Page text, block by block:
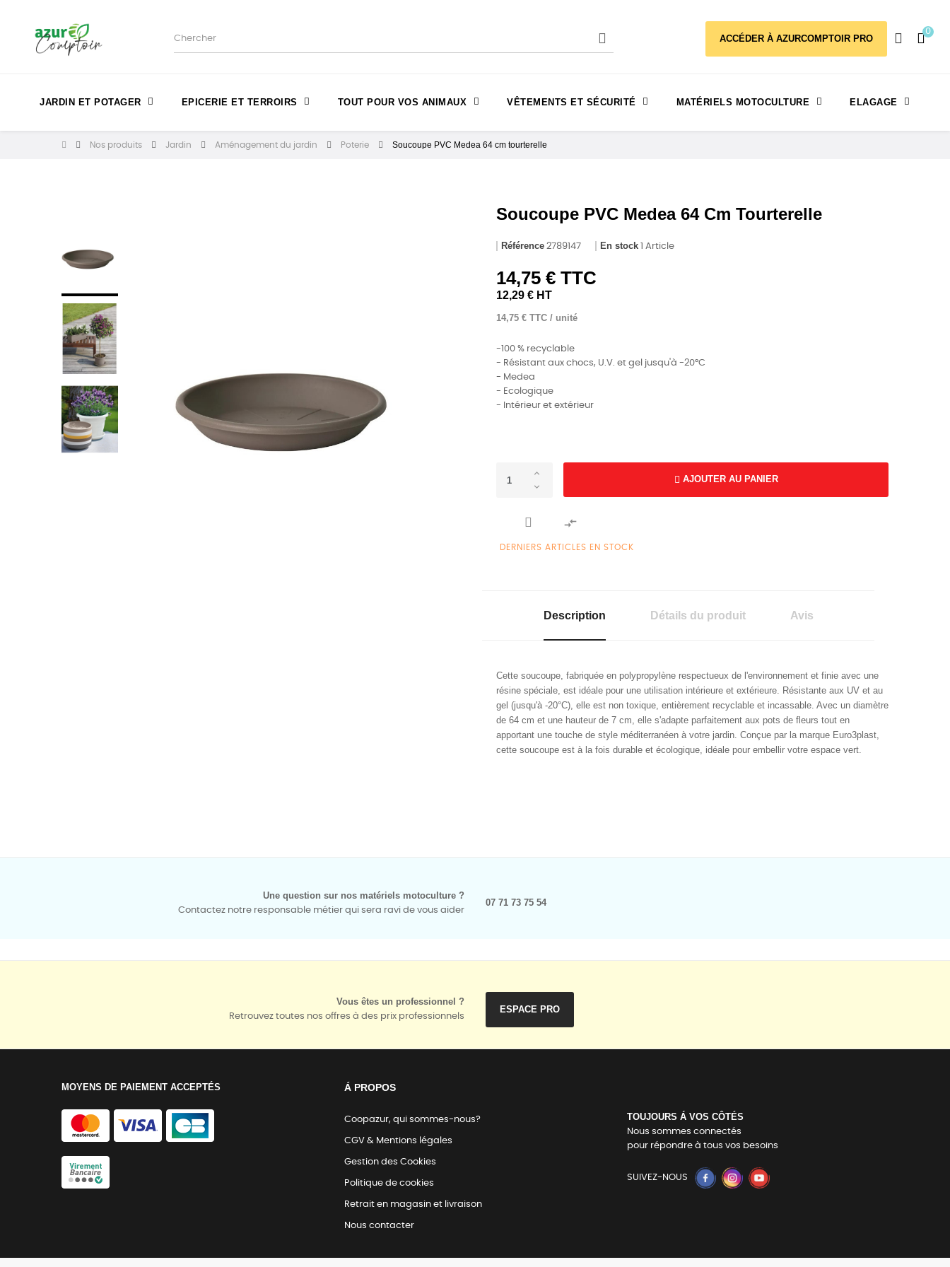
ACCÉDER À AZURCOMPTOIR PRO
0
JARDIN ET POTAGER EPICERIE ET TERROIRS TOUT POUR VOS ANIMAUX VÊTEMENTS ET SÉCURITÉ MATÉRIELS MOTOCULTURE ELAGAGE
Nos produits Jardin Aménagement du jardin Poterie Soucoupe PVC Medea 64 cm tourterelle
Soucoupe PVC Medea 64 Cm Tourterelle
Référence 2789147 En stock 1 Article
14,75 € TTC
12,29 € HT
14,75 € TTC / unité
-100 % recyclable
- Résistant aux chocs, U.V. et gel jusqu'à -20°C
- Medea
- Ecologique
- Intérieur et extérieur
AJOUTER AU PANIER

DERNIERS ARTICLES EN STOCK
Description Détails du produit Avis
Cette soucoupe, fabriquée en polypropylène respectueux de l'environnement et finie avec une
résine spéciale, est idéale pour une utilisation intérieure et extérieure. Résistante aux UV et au
gel (jusqu'à -20°C), elle est non toxique, entièrement recyclable et incassable. Avec un diamètre
de 64 cm et une hauteur de 7 cm, elle s'adapte parfaitement aux pots de fleurs tout en
apportant une touche de style méditerranéen à votre jardin. Conçue par la marque Euro3plast,
cette soucoupe est à la fois durable et écologique, idéale pour embellir votre espace vert.
Une question sur nos matériels motoculture ?
Contactez notre responsable métier qui sera ravi de vous aider
07 71 73 75 54
Vous êtes un professionnel ?
Retrouvez toutes nos offres à des prix professionnels
ESPACE PRO
MOYENS DE PAIEMENT ACCEPTÉS Á PROPOS
Coopazur, qui sommes-nous?
CGV & Mentions légales
Gestion des Cookies
Politique de cookies
Retrait en magasin et livraison
Nous contacter
TOUJOURS Á VOS CÔTÉS
Nous sommes connectés
pour répondre à tous vos besoins
SUIVEZ-NOUS